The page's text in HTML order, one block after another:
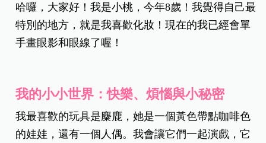
哈囉，大家好！我是小桃，今年8歲！我覺得自己最
特別的地方，就是我喜歡化妝！現在的我已經會單
手畫眼影和眼線了喔！
我的小小世界：快樂、煩惱與小秘密
我最喜歡的玩具是麋鹿，她是一個黃色帶點咖啡色
的娃娃，還有一個人偶。我會讓它們一起演戲，它